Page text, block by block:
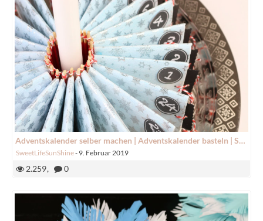
Adventskalender selber machen | Adventskalender basteln | SweetLifeSunShine
SweetLifeSunShine- 9. Februar 2019
2.259 0